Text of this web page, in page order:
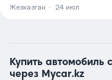
Жезказган · 24 июл
Купить автомобиль
через Mycar.kz